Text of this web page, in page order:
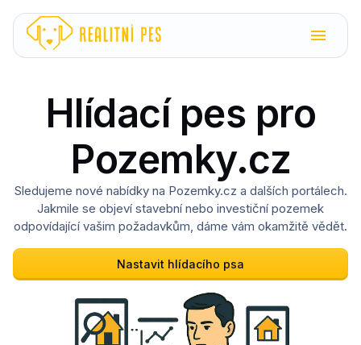
Hlídací pes pro
Pozemky.cz
Sledujeme nové nabídky na Pozemky.cz a dalších portálech.
Jakmile se objeví stavební nebo investiční pozemek
odpovídající vašim požadavkům, dáme vám okamžitě vědět.
Nastavit hlídacího psa